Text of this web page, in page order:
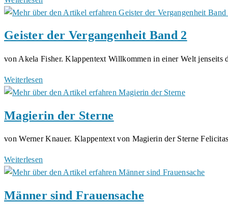
Der
und
Geister der Vergangenheit Band 2
von Akela Fisher. Klappentext Willkommen in einer Welt
Weiterlesen
der
Band
Magierin der Sterne
von Werner Knauer. Klappentext von Magierin der Sterne
Weiterlesen
der
Männer sind Frauensache